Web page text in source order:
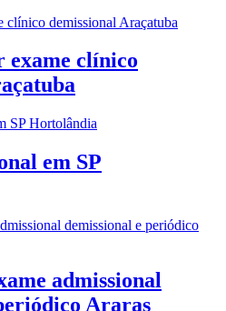
exame clínico
em SP
admissional
Araras